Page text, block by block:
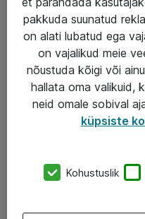
Teenused
IT taristu
Haldusteenused
Garantii
Turva- ja
AS ATEA
pakkuda suunatud
on alati lubatud ega
on vajalikud meie
nõustuda kõigi või
hallata oma valikuid,
neid omale sobival
küpsiste
Kohustuslik